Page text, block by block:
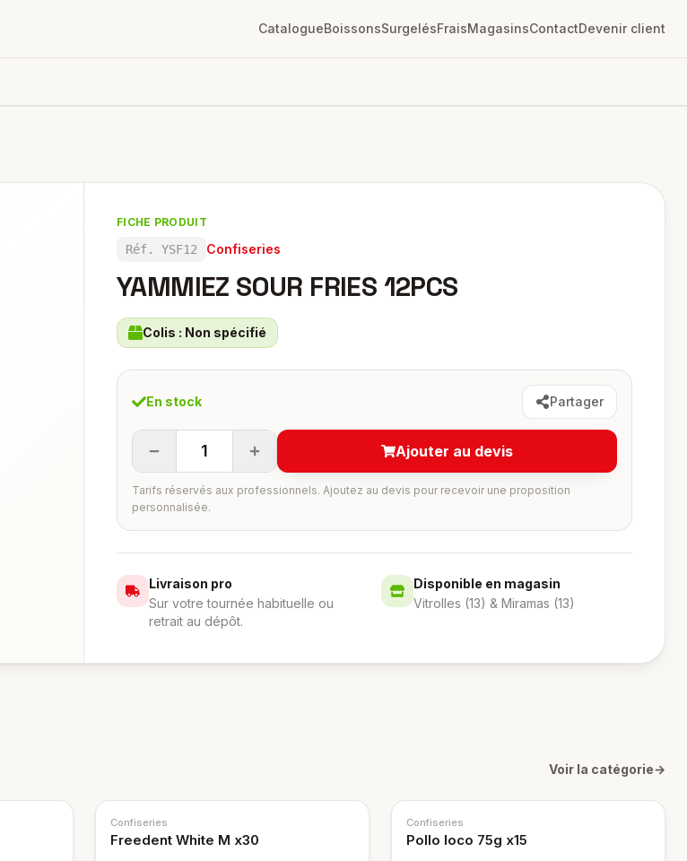
CatalogueBoissonsSurgelésFraisMagasinsContactDevenir client
FICHE PRODUIT
Réf. YSF12 Confiseries
YAMMIEZ SOUR FRIES 12PCS
Colis : Non spécifié
En stock Partager
1 Ajouter au devis
Tarifs réservés aux professionnels. Ajoutez au devis pour recevoir une proposition
personnalisée.
Livraison pro
Sur votre tournée habituelle ou
retrait au dépôt.
Disponible en magasin
Vitrolles (13) & Miramas (13)
Voir la catégorie→
Confiseries
Freedent White M x30
Confiseries
Pollo loco 75g x15